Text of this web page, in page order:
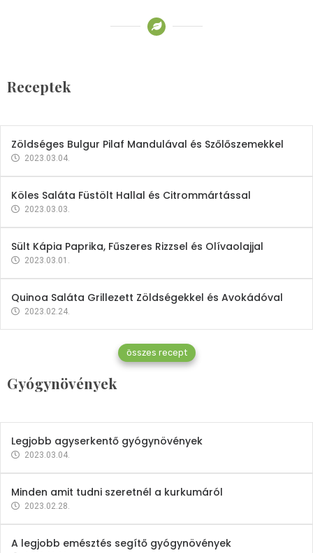
Receptek
2023.03.06.
Zöldséges Bulgur Pilaf Mandulával és Szőlőszemekkel
2023.03.04.
Köles Saláta Füstölt Hallal és Citrommártással
2023.03.03.
Sült Kápia Paprika, Fűszeres Rizzsel és Olívaolajjal
2023.03.01.
Quinoa Saláta Grillezett Zöldségekkel és Avokádóval
2023.02.24.
összes recept
Gyógynövények
Gyógynövények
Mindent a petrezselyemről
2023.12.21.
Legjobb agyserkentő gyógynövények
2023.03.04.
Minden amit tudni szeretnél a kurkumáról
2023.02.28.
A legjobb emésztés segítő gyógynövények